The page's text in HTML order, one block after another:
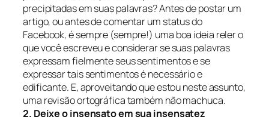
precipitadas em suas palavras? Antes de postar um
artigo, ou antes de comentar um status do
Facebook, é sempre (sempre!) uma boa ideia reler o
que você escreveu e considerar se suas palavras
expressam fielmente seus sentimentos e se
expressar tais sentimentos é necessário e
edificante. E, aproveitando que estou neste assunto,
uma revisão ortográfica também não machuca.
2. Deixe o insensato em sua insensatez